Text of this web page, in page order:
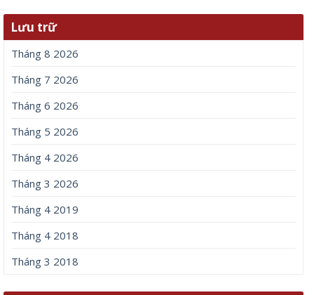
Lưu trữ
Tháng 8 2026
Tháng 7 2026
Tháng 6 2026
Tháng 5 2026
Tháng 4 2026
Tháng 3 2026
Tháng 4 2019
Tháng 4 2018
Tháng 3 2018